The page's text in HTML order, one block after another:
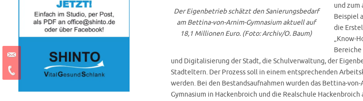
Der Eigenbetrieb schätzt den Sanierungsbedarf
am Bettina-von-Arnim-Gymnasium aktuell auf
18,1 Millionen Euro. (Foto: Archiv/O. Baum)
und zum
Beispiel
die
„Know-
und Digitalisierung der Stadt, die Schulverwaltung, der
Stadteltern. Der Prozess soll in einem entsprechenden
werden. Bei den Bestandsaufnahmen wurden das Bettina-von-
Gymnasium in Hackenbroich und die Realschule